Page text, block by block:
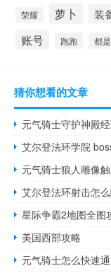
荣耀 萝卜 装
账号 跑跑 都是
猜你想看的文章
元气骑士守护神殿
艾尔登法环学院
元气骑士狼人雕像
艾尔登法环射击怎
星际争霸2地图全图
美国西部攻略
元气骑士怎么快速